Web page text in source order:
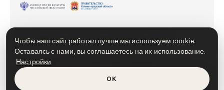
Гарантии безопасности
Пользовательское соглашение
Политика конфиденциальности
Политика cookies
Доступная среда
Чтобы наш сайт работал лучше мы используемcookie.
Оставаясь с нами, вы соглашаетесь на их использование.
Настройки
OK